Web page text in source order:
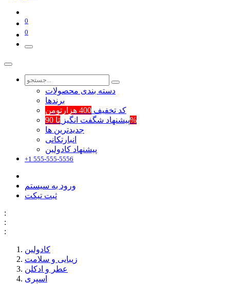
0
0
دسته بندی محصولات
برند‌ها
کد تخفیف 400 هزارتومن
پیشنهاد شگفت انگیزتا 90%
جدیدترین ها
انبارتکانی
پیشنهاد کادولین
+1 555-555-5556
ورود به سیستم
ثبت تیکت
:
:
:
کادولین
زیبایی و سلامت
عطر و ادکلن
اسپری